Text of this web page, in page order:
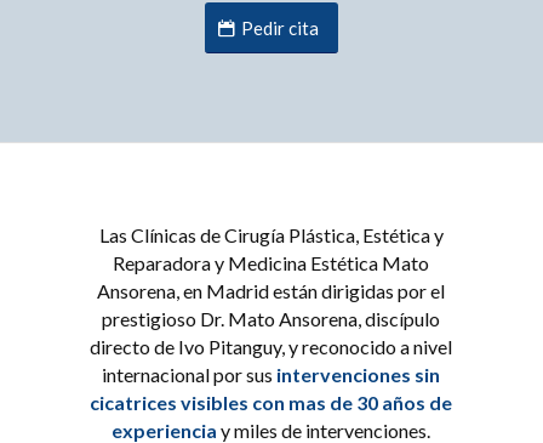
Pedir cita
Las Clínicas de Cirugía Plástica, Estética y
Reparadora y Medicina Estética Mato
Ansorena, en Madrid están dirigidas por el
prestigioso Dr. Mato Ansorena, discípulo
directo de Ivo Pitanguy, y reconocido a nivel
internacional por sus intervenciones sin
cicatrices visibles con mas de 30 años de
experiencia y miles de intervenciones.